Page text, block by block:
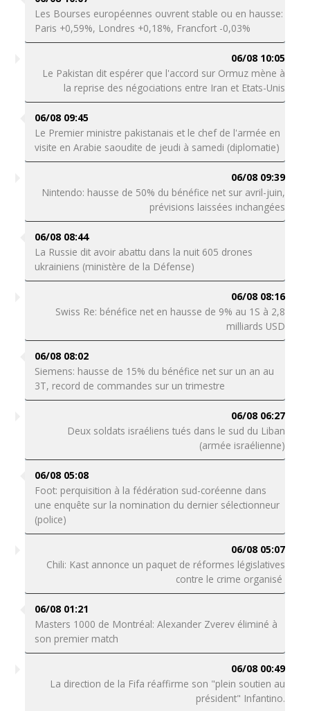
Les Bourses européennes ouvrent stable ou en hausse:
Paris +0,59%, Londres +0,18%, Francfort -0,03%
06/08 10:05
Le Pakistan dit espérer que l'accord sur Ormuz mène à
la reprise des négociations entre Iran et Etats-Unis
06/08 09:45
Le Premier ministre pakistanais et le chef de l'armée en
visite en Arabie saoudite de jeudi à samedi (diplomatie)
06/08 09:39
Nintendo: hausse de 50% du bénéfice net sur avril-juin,
prévisions laissées inchangées
06/08 08:44
La Russie dit avoir abattu dans la nuit 605 drones
ukrainiens (ministère de la Défense)
06/08 08:16
Swiss Re: bénéfice net en hausse de 9% au 1S à 2,8
milliards USD
06/08 08:02
Siemens: hausse de 15% du bénéfice net sur un an au
3T, record de commandes sur un trimestre
06/08 06:27
Deux soldats israéliens tués dans le sud du Liban
(armée israélienne)
06/08 05:08
Foot: perquisition à la fédération sud-coréenne dans
une enquête sur la nomination du dernier sélectionneur
(police)
06/08 05:07
Chili: Kast annonce un paquet de réformes législatives
contre le crime organisé
06/08 01:21
Masters 1000 de Montréal: Alexander Zverev éliminé à
son premier match
06/08 00:49
La direction de la Fifa réaffirme son "plein soutien au
président" Infantino.